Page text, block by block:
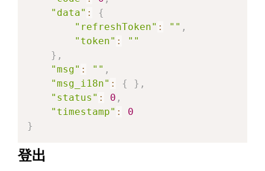
"data" :
{
"refreshToken" : "" ,
"token" :
""
} ,
"msg" : "" ,
"msg_i18n" : { } ,
"status" : 0 ,
"timestamp" :
0
}
登出